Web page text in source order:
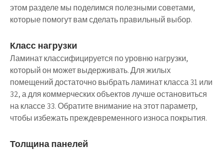
этом разделе мы поделимся полезными советами,
которые помогут вам сделать правильный выбор.
Класс нагрузки
Ламинат классифицируется по уровню нагрузки,
который он может выдерживать. Для жилых
помещений достаточно выбрать ламинат класса 31 или
32, а для коммерческих объектов лучше остановиться
на классе 33. Обратите внимание на этот параметр,
чтобы избежать преждевременного износа покрытия.
Толщина панелей